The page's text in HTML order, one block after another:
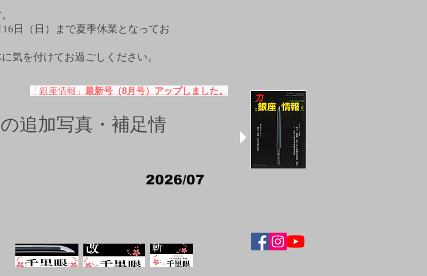
日（日）まで夏季休業となってお
気を付けてお過ごしください。
「銀座情報」 最新号（8月号）アップしました。
追加写真・補足情
2026/07